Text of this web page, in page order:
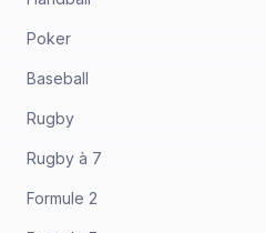
Poker
Baseball
Rugby
Rugby à 7
Formule 2